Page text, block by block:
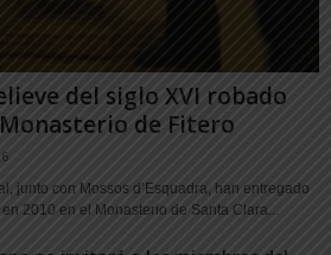
del siglo XVI robado
de Fitero
junto con Mossos d’Esquadra, han entregado
2010 en el Monasterio de Santa Clara...